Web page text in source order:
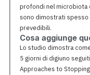
profondi nel microbiota
sono dimostrati spesso
prevedibili.
Cosa aggiunge
Lo studio dimostra
5 giorni di digiuno
Approaches to